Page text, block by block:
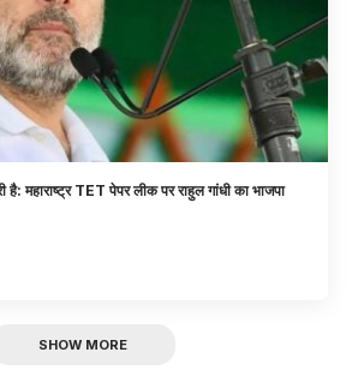
है: महाराष्ट्र TET पेपर लीक पर राहुल गांधी का भाजपा
SHOW MORE